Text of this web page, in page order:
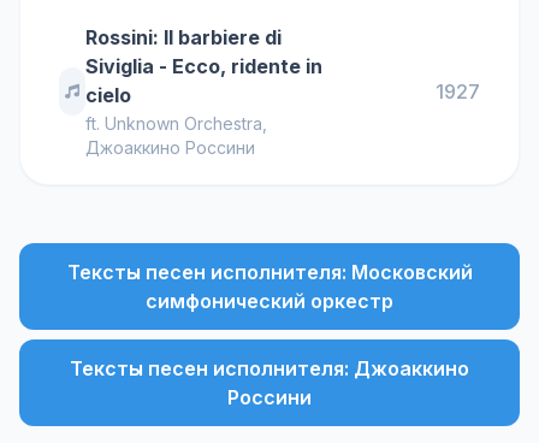
Rossini: Il barbiere di
Siviglia - Ecco, ridente in
cielo
ft. Unknown Orchestra
Джоаккино Россини
1927
Тексты песен исполнителя: Московский
симфонический оркестр
Тексты песен исполнителя: Джоаккино
Россини